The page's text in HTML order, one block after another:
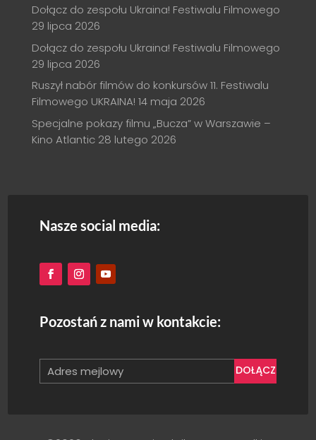
Dołącz do zespołu Ukraina! Festiwalu Filmowego
29 lipca 2026
Dołącz do zespołu Ukraina! Festiwalu Filmowego
29 lipca 2026
Ruszył nabór filmów do konkursów 11. Festiwalu
Filmowego UKRAINA! 14 maja 2026
Specjalne pokazy filmu „Bucza” w Warszawie –
Kino Atlantic 28 lutego 2026
Nasze social media:
Pozostań z nami w kontakcie:
DOŁĄCZ